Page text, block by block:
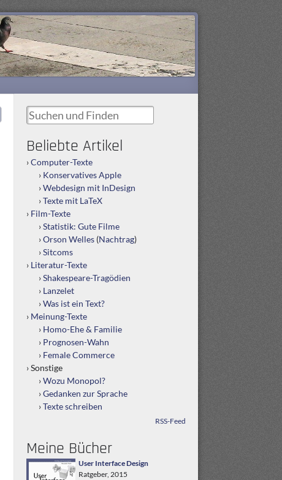
Suchen und Finden
Beliebte Artikel
Computer-Texte
Konservatives Apple
Webdesign mit InDesign
Texte mit LaTeX
Film-Texte
Statistik: Gute Filme
Orson Welles (Nachtrag)
Sitcoms
Literatur-Texte
Shakespeare-Tragödien
Lanzelet
Was ist ein Text?
Meinung-Texte
Homo-Ehe & Familie
Prognosen-Wahn
Female Commerce
Sonstige
Wozu Monopol?
Gedanken zur Sprache
Texte schreiben
RSS-Feed
Meine Bücher
User Interface Design
Ratgeber, 2015